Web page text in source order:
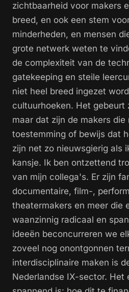
zichtbaarheid voor makers
breed, en ook een stem
minderheden, en mensen
grote netwerk weten te
de complexiteit van de
gatekeeping en steile
niet heel breed ingezet
cultuurhoeken. Het gebeurt
maar dat zijn de makers
toestemming of bewijs dat
zijn net zo nieuwsgierig als
kansje. Ik ben ontzettend
van mijn collega's. Er zijn
documentaire, film-,
theatermakers en meer die
waanzinnig radicaal en
ideeën beconcurreren we
zoveel nog onontgonnen
interdisciplinaire maken is
Nederlandse IX-sector. Het